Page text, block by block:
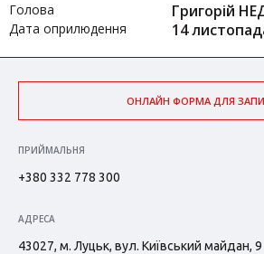
Голова Григорій
Дата оприлюдення 14
ОНЛАЙН ФОРМА ДЛЯ
ПРИЙМАЛЬНЯ
+380 332 778 300
АДРЕСА
43027, м. Луцьк, вул. Київський майдан, 9